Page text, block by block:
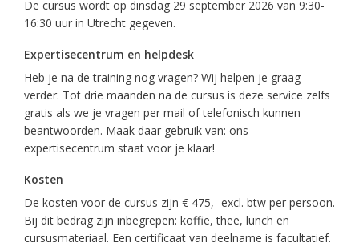
De cursus wordt op dinsdag 29 september 2026 van 9:30-
16:30 uur in Utrecht gegeven.
Expertisecentrum en helpdesk
Heb je na de training nog vragen? Wij helpen je graag
verder. Tot drie maanden na de cursus is deze service zelfs
gratis als we je vragen per mail of telefonisch kunnen
beantwoorden. Maak daar gebruik van: ons
expertisecentrum staat voor je klaar!
Kosten
De kosten voor de cursus zijn € 475,- excl. btw per persoon.
Bij dit bedrag zijn inbegrepen: koffie, thee, lunch en
cursusmateriaal. Een certificaat van deelname is facultatief.